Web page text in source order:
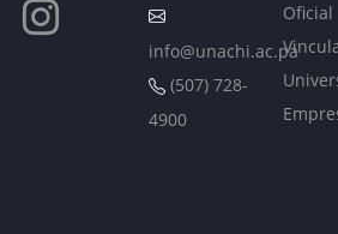
info@unachi.ac.pa
(507) 728-
4900
Oficial